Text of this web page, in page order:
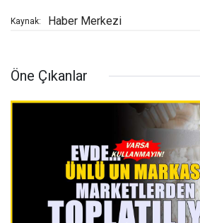
Kaynak: Haber Merkezi
Öne Çıkanlar